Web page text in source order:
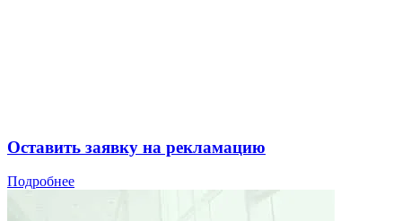
Оставить заявку на рекламацию
Подробнее